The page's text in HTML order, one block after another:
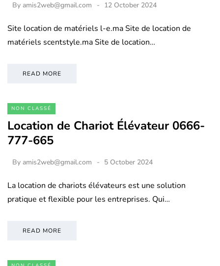
By amis2web@gmail.com 12 October 2024
Site location de matériels l-e.ma Site de location de
matériels scentstyle.ma Site de location…
READ MORE
NON CLASSÉ
Location de Chariot Élévateur 0666-
777-665
By amis2web@gmail.com 5 October 2024
La location de chariots élévateurs est une solution
pratique et flexible pour les entreprises. Qui…
READ MORE